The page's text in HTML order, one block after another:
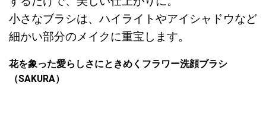
小さなブラシは、ハイライトやアイシャドウなど
細かい部分のメイクに重宝します。
花を象った愛らしさにときめくフラワー洗顔ブラシ
（SAKURA）